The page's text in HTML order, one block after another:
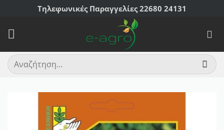
Μετάβαση
περιεχόμενο
Τηλεφωνικές Παραγγελίες 22680 24131
Αναζήτηση
για: